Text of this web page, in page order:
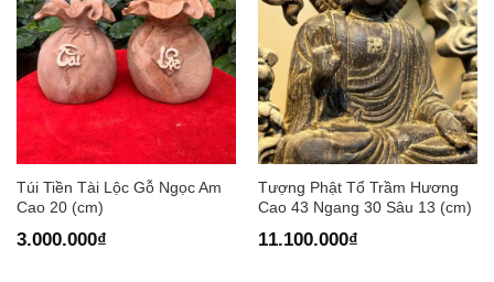
Túi Tiền Tài Lộc Gỗ Ngọc Am
Cao 20 (cm)
3.000.000₫
Tượng Phật Tổ Trầm Hương
Cao 43 Ngang 30 Sâu 13 (cm)
11.100.000₫